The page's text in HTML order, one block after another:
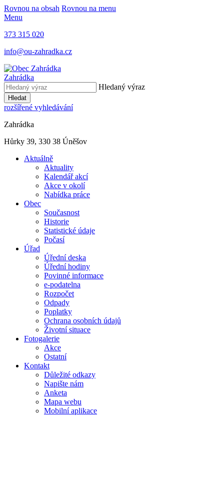
Rovnou na obsah Rovnou na menu
Menu
373 315 020
info@ou-zahradka.cz
Zahrádka
Hledaný výraz
Hledat
rozšířené vyhledávání
Zahrádka
Hůrky 39, 330 38 Úněšov
Aktuálně
Aktuality
Kalendář akcí
Akce v okolí
Nabídka práce
Obec
Současnost
Historie
Statistické údaje
Počasí
Úřad
Úřední deska
Úřední hodiny
Povinné informace
e-podatelna
Rozpočet
Odpady
Poplatky
Ochrana osobních údajů
Životní situace
Fotogalerie
Akce
Ostatní
Kontakt
Důležité odkazy
Napište nám
Anketa
Mapa webu
Mobilní aplikace